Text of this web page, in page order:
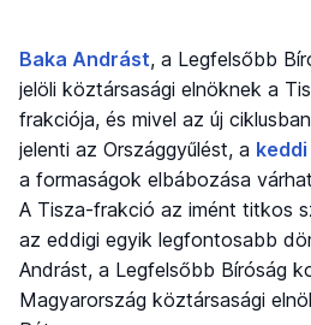
Baka Andrást, a Legfelsőbb
jelöli köztársasági elnöknek a
frakciója, és mivel az új
jelenti az Országgyűlést, a
a formaságok elbábozása
A Tisza-frakció az imént titkos
az eddigi egyik legfontosabb
Andrást, a Legfelsőbb Bíróság
Magyarország köztársasági